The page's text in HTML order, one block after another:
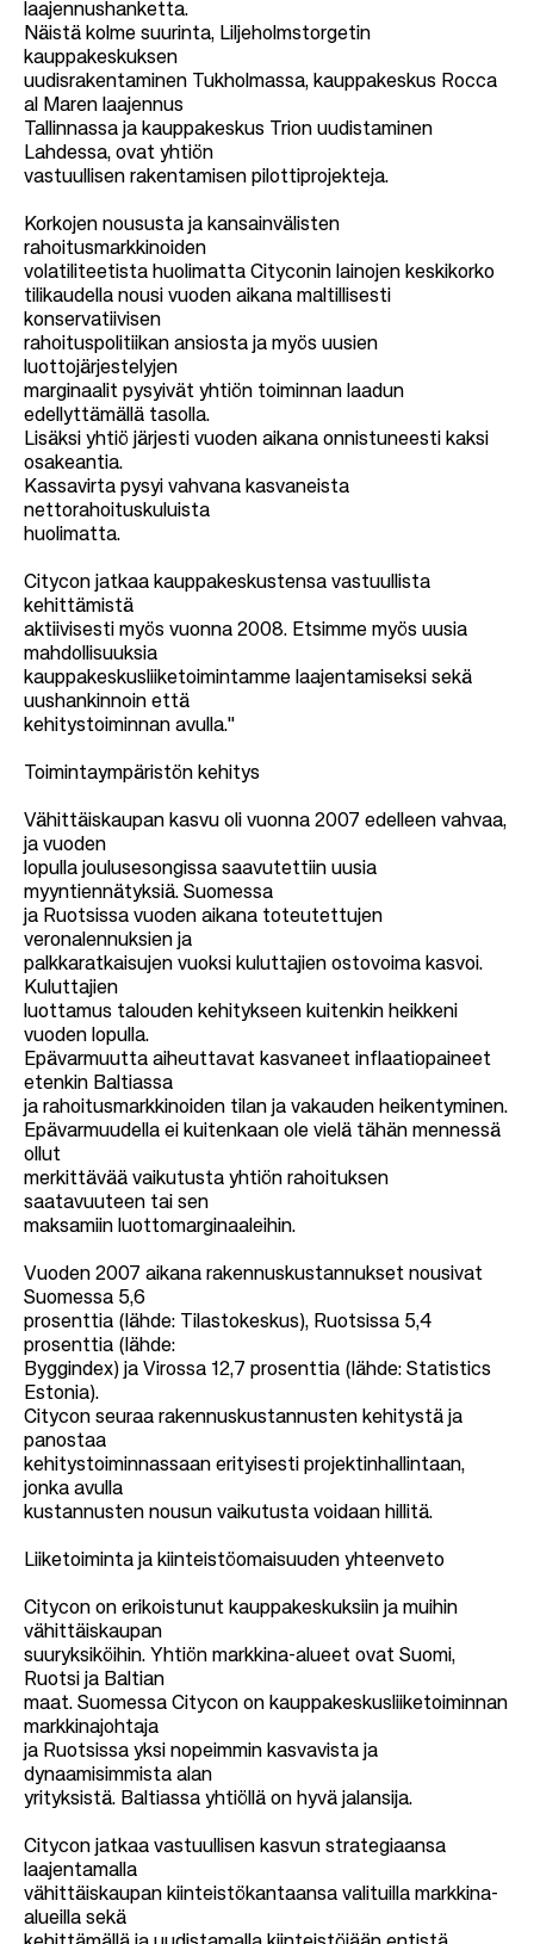
laajennushanketta.
Näistä kolme suurinta, Liljeholmstorgetin
kauppakeskuksen
uudisrakentaminen Tukholmassa, kauppakeskus Rocca
al Maren laajennus
Tallinnassa ja kauppakeskus Trion uudistaminen
Lahdessa, ovat yhtiön
vastuullisen rakentamisen pilottiprojekteja.
Korkojen noususta ja kansainvälisten
rahoitusmarkkinoiden
volatiliteetista huolimatta Cityconin lainojen keskikorko
tilikaudella nousi vuoden aikana maltillisesti
konservatiivisen
rahoituspolitiikan ansiosta ja myös uusien
luottojärjestelyjen
marginaalit pysyivät yhtiön toiminnan laadun
edellyttämällä tasolla.
Lisäksi yhtiö järjesti vuoden aikana onnistuneesti kaksi
osakeantia.
Kassavirta pysyi vahvana kasvaneista
nettorahoituskuluista
huolimatta.
Citycon jatkaa kauppakeskustensa vastuullista
kehittämistä
aktiivisesti myös vuonna 2008. Etsimme myös uusia
mahdollisuuksia
kauppakeskusliiketoimintamme laajentamiseksi sekä
uushankinnoin että
kehitystoiminnan avulla."
Toimintaympäristön kehitys
Vähittäiskaupan kasvu oli vuonna 2007 edelleen vahvaa,
ja vuoden
lopulla joulusesongissa saavutettiin uusia
myyntiennätyksiä. Suomessa
ja Ruotsissa vuoden aikana toteutettujen
veronalennuksien ja
palkkaratkaisujen vuoksi kuluttajien ostovoima kasvoi.
Kuluttajien
luottamus talouden kehitykseen kuitenkin heikkeni
vuoden lopulla.
Epävarmuutta aiheuttavat kasvaneet inflaatiopaineet
etenkin Baltiassa
ja rahoitusmarkkinoiden tilan ja vakauden heikentyminen.
Epävarmuudella ei kuitenkaan ole vielä tähän mennessä
ollut
merkittävää vaikutusta yhtiön rahoituksen
saatavuuteen tai sen
maksamiin luottomarginaaleihin.
Vuoden 2007 aikana rakennuskustannukset nousivat
Suomessa 5,6
prosenttia (lähde: Tilastokeskus), Ruotsissa 5,4
prosenttia (lähde:
Byggindex) ja Virossa 12,7 prosenttia (lähde: Statistics
Estonia).
Citycon seuraa rakennuskustannusten kehitystä ja
panostaa
kehitystoiminnassaan erityisesti projektinhallintaan,
jonka avulla
kustannusten nousun vaikutusta voidaan hillitä.
Liiketoiminta ja kiinteistöomaisuuden yhteenveto
Citycon on erikoistunut kauppakeskuksiin ja muihin
vähittäiskaupan
suuryksiköihin. Yhtiön markkina-alueet ovat Suomi,
Ruotsi ja Baltian
maat. Suomessa Citycon on kauppakeskusliiketoiminnan
markkinajohtaja
ja Ruotsissa yksi nopeimmin kasvavista ja
dynaamisimmista alan
yrityksistä. Baltiassa yhtiöllä on hyvä jalansija.
Citycon jatkaa vastuullisen kasvun strategiaansa
laajentamalla
vähittäiskaupan kiinteistökantaansa valituilla markkina-
alueilla sekä